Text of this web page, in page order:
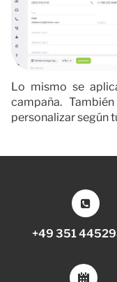
Lo mismo se
campaña.
personalizar según
+49 351